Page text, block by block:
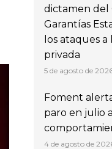
dictamen del
Garantías
los ataques
privada
5 de agosto de
Foment
paro en julio
4 de agosto de